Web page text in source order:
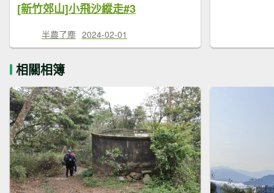
[新竹郊山]小飛沙縱走#3
半農了塵 2024-02-01
相關相簿